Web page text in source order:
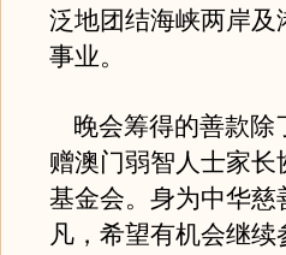
泛地团结海峡两岸
事业。
晚会筹得的善款除
赠澳门弱智人士家
基金会。身为中华
凡，希望有机会继